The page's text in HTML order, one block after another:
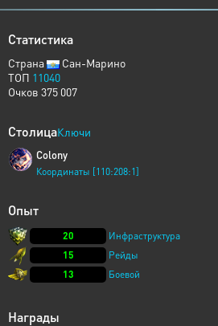
Статистика
Страна
Сан-Марино
ТОП 11040
Очков 375 007
СтолицаКлючи
Colony
Координаты [110:208:1]
Опыт
20
Инфраструктура
15
Рейды
13
Боевой
Награды